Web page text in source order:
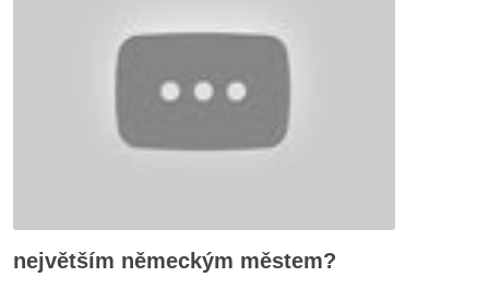
největším německým městem?